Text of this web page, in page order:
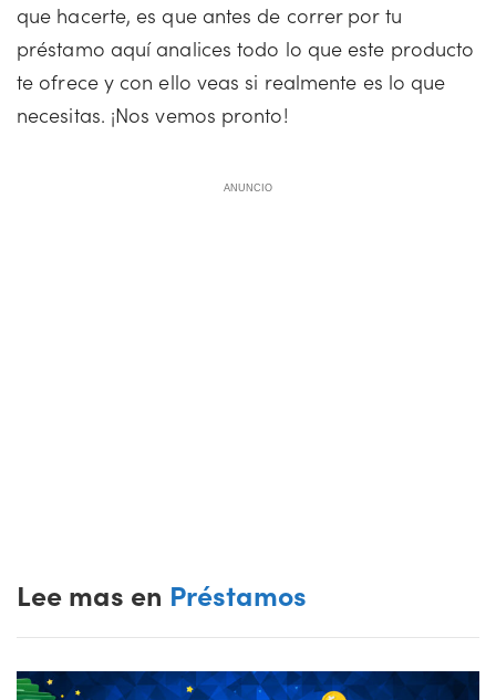
que hacerte, es que antes de correr por tu
préstamo aquí analices todo lo que este producto
te ofrece y con ello veas si realmente es lo que
necesitas. ¡Nos vemos pronto!
ANUNCIO
Lee mas en Préstamos